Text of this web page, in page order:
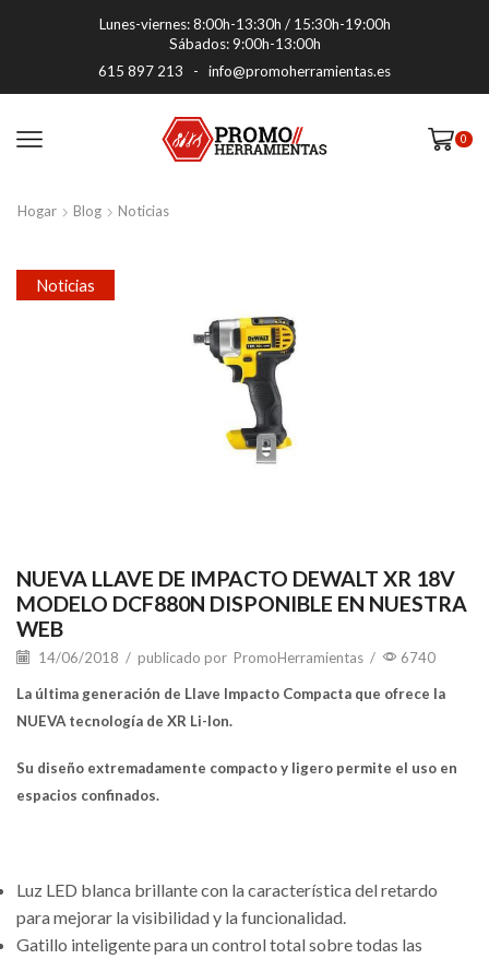
Lunes-viernes: 8:00h-13:30h / 15:30h-19:00h
Sábados: 9:00h-13:00h
615 897 213 - info@promoherramientas.es
0
Hogar Blog Noticias
Noticias
NUEVA LLAVE DE IMPACTO DEWALT XR 18V
MODELO DCF880N DISPONIBLE EN NUESTRA
WEB
14/06/2018 / publicado por PromoHerramientas / 6740
La última generación de Llave Impacto Compacta que ofrece la
NUEVA tecnología de XR Li-Ion.
Su diseño extremadamente compacto y ligero permite el uso en
espacios confinados.
Luz LED blanca brillante con la característica del retardo
para mejorar la visibilidad y la funcionalidad.
Gatillo inteligente para un control total sobre todas las